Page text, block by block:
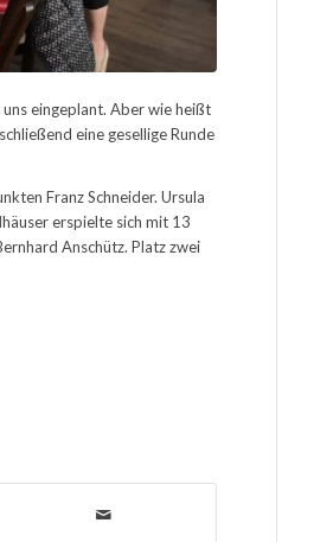
eingeplant. Aber wie heißt
eine gesellige Runde
Franz Schneider. Ursula
erspielte sich mit 13
Anschütz. Platz zwei